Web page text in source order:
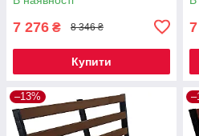
7 276 ₴ 8 346 ₴
Купити
–13%